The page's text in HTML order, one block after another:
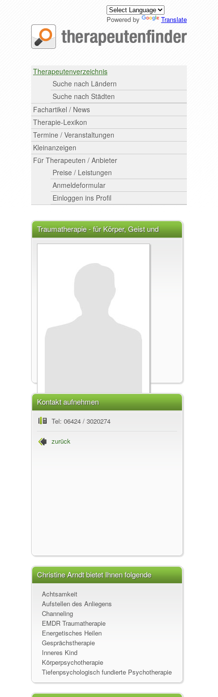
Powered by Translate
Therapeutenverzeichnis
Suche nach Ländern
Suche nach Städten
Fachartikel / News
Therapie-Lexikon
Termine / Veranstaltungen
Kleinanzeigen
Für Therapeuten / Anbieter
Preise / Leistungen
Anmeldeformular
Einloggen ins Profil
Traumatherapie - für Körper, Geist und
Seele Christine Arndt, 35043 Capelle
Traumatherapie - für Körper, Geist und
Christine Arndt, 35043 Capelle
Kontakt aufnehmen
Tel: 06424 / 3020274
zurück
Christine Arndt bietet Ihnen folgende
Leistungen an
Achtsamkeit
Aufstellen des Anliegens
Channeling
EMDR Traumatherapie
Energetisches Heilen
Gesprächstherapie
Inneres Kind
Körperpsychotherapie
Tiefenpsychologisch fundierte Psychotherapie